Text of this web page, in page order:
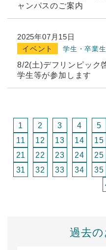
ャンパスのご案内
2025年07月15日
イベント
学生・卒業
8/2(土)デフリンピック
学生等が参加します
1 2 3 4 5
11
12 13 14 15
21
22 23 24 25
31
32 33 34 35
過去